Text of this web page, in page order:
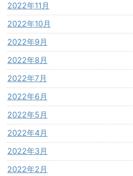
2022年11月
2022年10月
2022年9月
2022年8月
2022年7月
2022年6月
2022年5月
2022年4月
2022年3月
2022年2月